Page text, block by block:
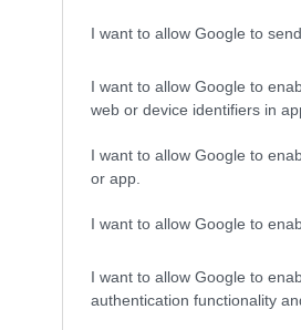
I want to allow Google to
I want to allow Google to
web or device identifiers in
I want to allow Google to
or app.
I want to allow Google to
I want to allow Google to
authentication functionality
Új és Használt GSM kiemelt ajánlatok
Apple iPhone 16 Pro Max